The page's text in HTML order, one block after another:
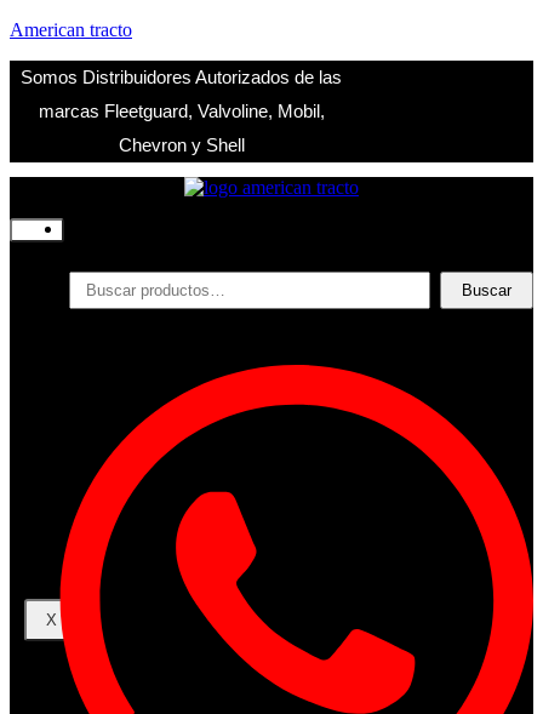
American tracto
Somos Distribuidores Autorizados de las
marcas Fleetguard, Valvoline, Mobil,
Chevron y Shell
Productos
Filtros
Contacto
Acceder
Iniciar Sesion
Registro
Restablecer la contraseña
X
Buscar